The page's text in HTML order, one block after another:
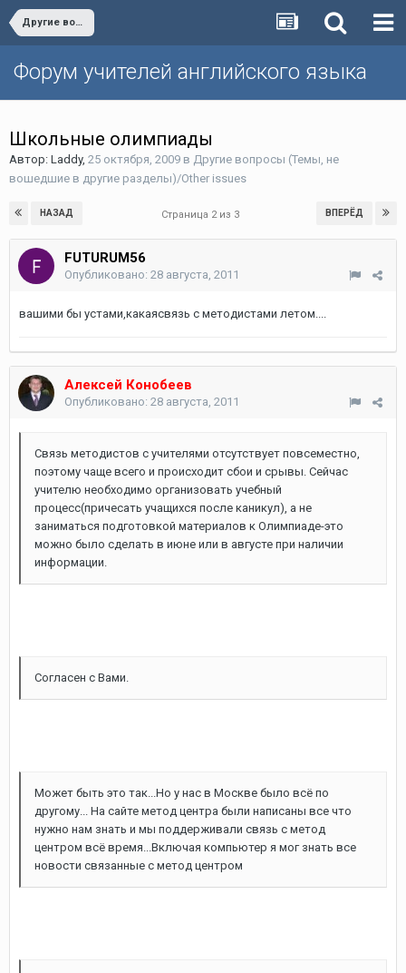
Другие вопросы (Темы, не вошедшие в другие разделы)/Other issues
Форум учителей английского языка
Школьные олимпиады
Автор: Laddy, 25 октября, 2009 в Другие вопросы (Темы, не
вошедшие в другие разделы)/Other issues
НАЗАД ВПЕРЁД
Страница 2 из 3
FUTURUM56
Опубликовано: 28 августа, 2011
вашими бы устами,какаясвязь с методистами летом....
Алексей Конобеев
Опубликовано: 28 августа, 2011
Связь методистов с учителями отсутствует повсеместно,
поэтому чаще всего и происходит сбои и срывы. Сейчас
учителю необходимо организовать учебный
процесс(причесать учащихся после каникул), а не
заниматься подготовкой материалов к Олимпиаде-это
можно было сделать в июне или в августе при наличии
информации.
Согласен с Вами.
Может быть это так...Но у нас в Москве было всё по
другому... На сайте метод центра были написаны все что
нужно нам знать и мы поддерживали связь с метод
центром всё время...Включая компьютер я мог знать все
новости связанные с метод центром